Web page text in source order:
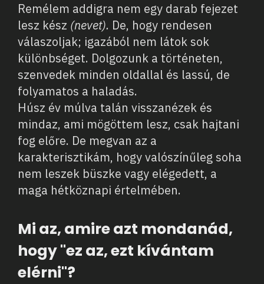
Remélem addigra nem egy darab fejezet
lesz kész (nevet). De, hogy rendesen
válaszoljak; igazából nem látok sok
különbséget. Dolgozunk a történeten,
szenvedek minden oldallal és lassú, de
folyamatos a haladás.
Húsz év múlva talán visszanézek és
mindaz, ami mögöttem lesz, csak hajtani
fog előre. De megvan az a
karakterisztikám, hogy valószínűleg soha
nem leszek büszke vagy elégedett, a
maga hétköznapi értelmében.
Mi az, amire azt mondanád,
hogy "ez az, ezt kívántam
elérni"?